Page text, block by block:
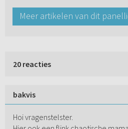
Meer artikelen van dit
20 reacties
bakvis
Hoi vragenstelster.